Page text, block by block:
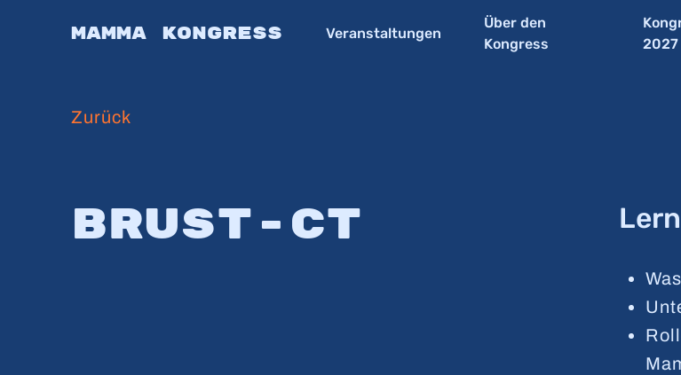
Mamma Kongress Veranstaltungen
Über den
Kongress
2027
Zurück
Brust-CT